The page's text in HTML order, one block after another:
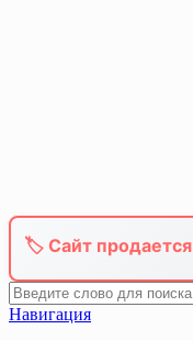
🏷️ Сайт продается
Навигация